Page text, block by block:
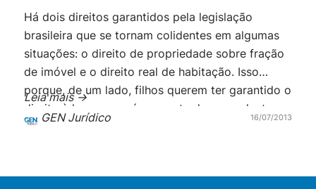
Há dois direitos garantidos pela legislação
brasileira que se tornam colidentes em algumas
situações: o direito de propriedade sobre fração
de imóvel e o direito real de habitação. Isso
porque, de um lado, filhos querem ter garantido o
direito à herança após a morte do ascendente e,
de outro, o cônjuge (ou companheiro)
Leia mais ->
GEN Jurídico
16/07/2013